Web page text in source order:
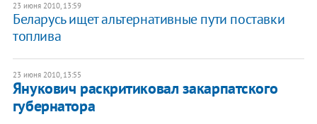
23 июня 2010, 13:59
Беларусь ищет альтернативные пути поставки
топлива
23 июня 2010, 13:55
Янукович раскритиковал закарпатского
губернатора